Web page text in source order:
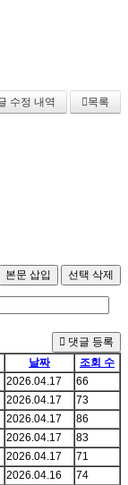
수정 내역 목록
댓글 등록
날짜
조회 수
2026.04.17
66
2026.04.17
73
2026.04.17
86
2026.04.17
83
2026.04.17
71
2026.04.16
74